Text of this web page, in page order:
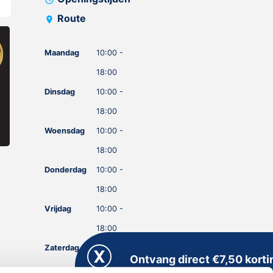
location_on Route
Maandag 10:00 -
18:00
Dinsdag 10:00 -
18:00
Woensdag 10:00 -
18:00
Donderdag 10:00 -
18:00
Vrijdag 10:00 -
18:00
Zaterdag 10:00 -
18:00
Ontvang direct €7,50